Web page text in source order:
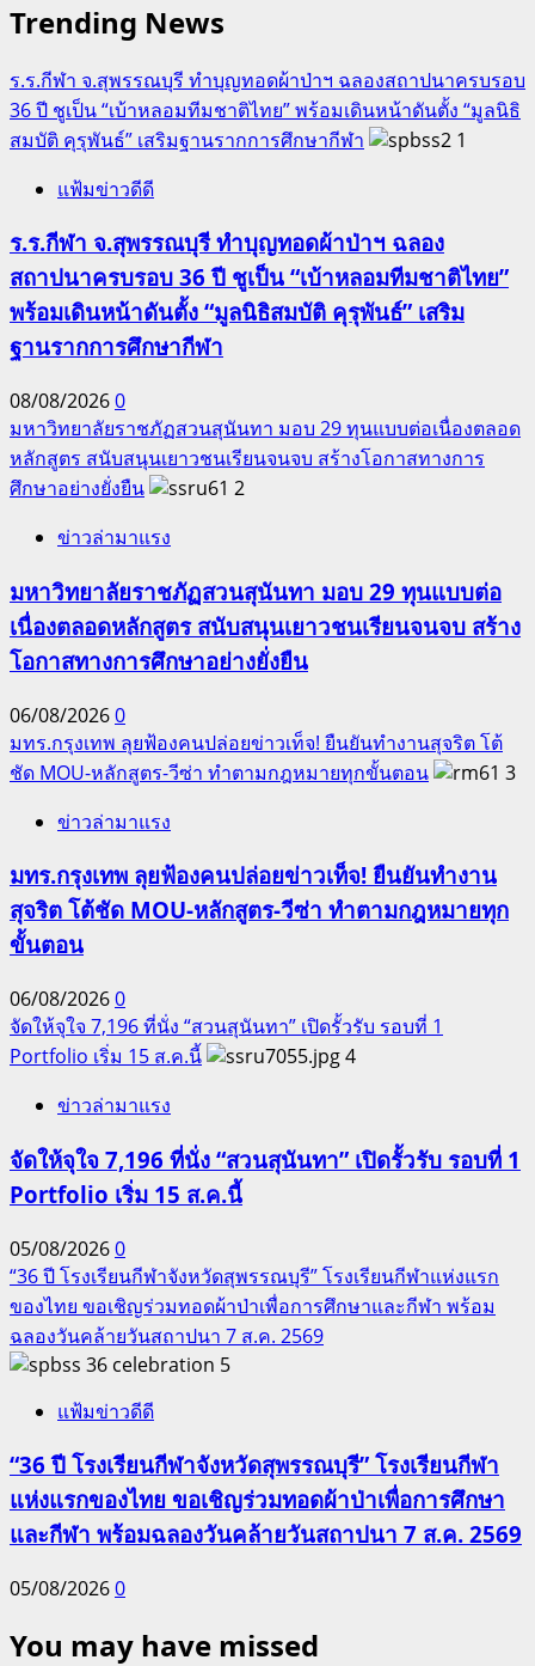
ปลาย
ดึง
ของดี
เมือง
ปฐม
ลง
เมนู
โภชน
ศิลป์
ถิ่น
วดี
Trending News
ร.ร.กีฬา จ.สุพรรณบุรี ทำบุญทอดผ้าป่าฯ ฉลองสถาปนาครบรอบ
36 ปี ชูเป็น “เบ้าหลอมทีมชาติไทย” พร้อมเดินหน้าดันตั้ง “มูลนิธิ
สมบัติ คุรุพันธ์” เสริมฐานรากการศึกษากีฬา
1
แฟ้มข่าวดีดี
ร.ร.กีฬา จ.สุพรรณบุรี ทำบุญทอดผ้าป่าฯ ฉลอง
สถาปนาครบรอบ 36 ปี ชูเป็น “เบ้าหลอมทีมชาติไทย”
พร้อมเดินหน้าดันตั้ง “มูลนิธิสมบัติ คุรุพันธ์” เสริม
ฐานรากการศึกษากีฬา
08/08/20260
มหาวิทยาลัยราชภัฏสวนสุนันทา มอบ 29 ทุนแบบต่อเนื่องตลอด
หลักสูตร สนับสนุนเยาวชนเรียนจนจบ สร้างโอกาสทางการ
ศึกษาอย่างยั่งยืน
2
ข่าวล่ามาแรง
มหาวิทยาลัยราชภัฏสวนสุนันทา มอบ 29 ทุนแบบต่อ
เนื่องตลอดหลักสูตร สนับสนุนเยาวชนเรียนจนจบ สร้าง
โอกาสทางการศึกษาอย่างยั่งยืน
06/08/20260
มทร.กรุงเทพ ลุยฟ้องคนปล่อยข่าวเท็จ! ยืนยันทำงานสุจริต โต้
ชัด MOU-หลักสูตร-วีซ่า ทำตามกฎหมายทุกขั้นตอน
3
ข่าวล่ามาแรง
มทร.กรุงเทพ ลุยฟ้องคนปล่อยข่าวเท็จ! ยืนยันทำงาน
สุจริต โต้ชัด MOU-หลักสูตร-วีซ่า ทำตามกฎหมายทุก
ขั้นตอน
06/08/20260
จัดให้จุใจ 7,196 ที่นั่ง “สวนสุนันทา” เปิดรั้วรับ รอบที่ 1
Portfolio เริ่ม 15 ส.ค.นี้
4
ข่าวล่ามาแรง
จัดให้จุใจ 7,196 ที่นั่ง “สวนสุนันทา” เปิดรั้วรับ รอบที่ 1
Portfolio เริ่ม 15 ส.ค.นี้
05/08/20260
“36 ปี โรงเรียนกีฬาจังหวัดสุพรรณบุรี” โรงเรียนกีฬาแห่งแรก
ของไทย ขอเชิญร่วมทอดผ้าป่าเพื่อการศึกษาและกีฬา พร้อม
ฉลองวันคล้ายวันสถาปนา 7 ส.ค. 2569
5
แฟ้มข่าวดีดี
“36 ปี โรงเรียนกีฬาจังหวัดสุพรรณบุรี” โรงเรียนกีฬา
แห่งแรกของไทย ขอเชิญร่วมทอดผ้าป่าเพื่อการศึกษา
และกีฬา พร้อมฉลองวันคล้ายวันสถาปนา 7 ส.ค. 2569
05/08/20260
You may have missed